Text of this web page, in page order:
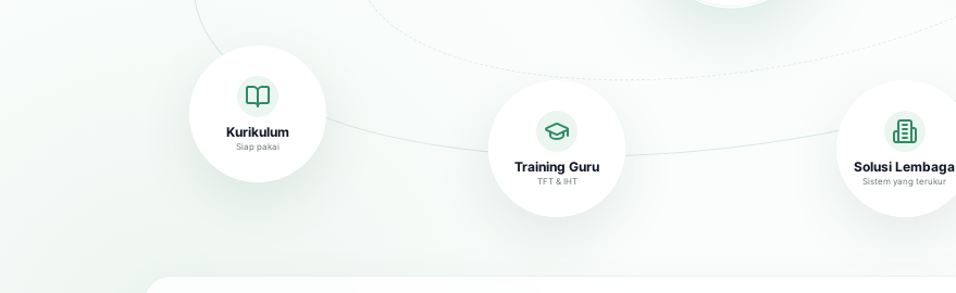
Training Guru
TFT & IHT
Solusi Lembaga
Sistem yang terukur
Kurikulum
Siap pakai